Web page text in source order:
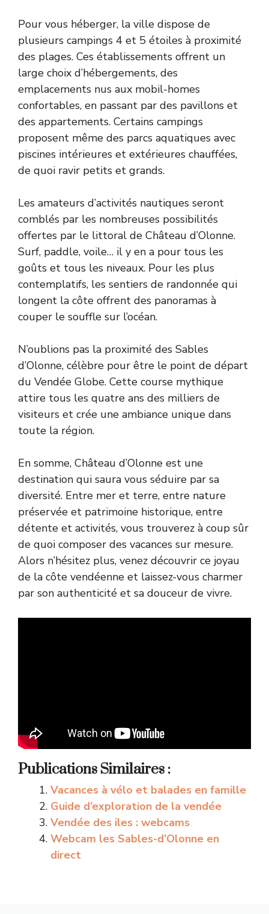
Pour vous héberger, la ville dispose de
plusieurs campings 4 et 5 étoiles à proximité
des plages. Ces établissements offrent un
large choix d’hébergements, des
emplacements nus aux mobil-homes
confortables, en passant par des pavillons et
des appartements. Certains campings
proposent même des parcs aquatiques avec
piscines intérieures et extérieures chauffées,
de quoi ravir petits et grands.
Les amateurs d’activités nautiques seront
comblés par les nombreuses possibilités
offertes par le littoral de Château d’Olonne.
Surf, paddle, voile… il y en a pour tous les
goûts et tous les niveaux. Pour les plus
contemplatifs, les sentiers de randonnée qui
longent la côte offrent des panoramas à
couper le souffle sur l’océan.
N’oublions pas la proximité des Sables
d’Olonne, célèbre pour être le point de départ
du Vendée Globe. Cette course mythique
attire tous les quatre ans des milliers de
visiteurs et crée une ambiance unique dans
toute la région.
En somme, Château d’Olonne est une
destination qui saura vous séduire par sa
diversité. Entre mer et terre, entre nature
préservée et patrimoine historique, entre
détente et activités, vous trouverez à coup sûr
de quoi composer des vacances sur mesure.
Alors n’hésitez plus, venez découvrir ce joyau
de la côte vendéenne et laissez-vous charmer
par son authenticité et sa douceur de vivre.
Publications Similaires :
Vacances à vélo et balades en famille
Guide d’exploration de la vendée
Vendée des iles : webcams
Webcam les Sables-d’Olonne en
direct